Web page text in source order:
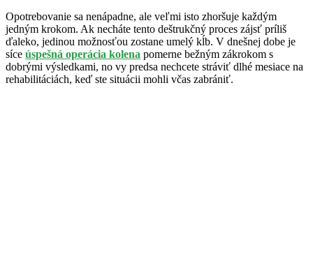
Opotrebovanie sa nenápadne, ale veľmi isto zhoršuje každým
jedným krokom. Ak necháte tento deštrukčný proces zájsť príliš
ďaleko, jedinou možnosťou zostane umelý kĺb. V dnešnej dobe je
síce úspešná operácia kolena pomerne bežným zákrokom s
dobrými výsledkami, no vy predsa nechcete stráviť dlhé mesiace na
rehabilitáciách, keď ste situácii mohli včas zabrániť.